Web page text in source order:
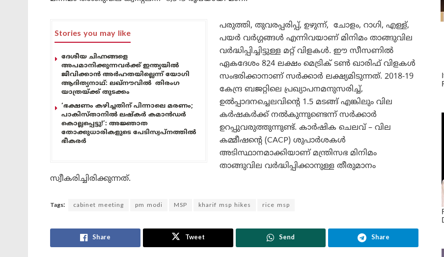
Stories you may like
ദേശീയ ചിഹ്നങ്ങളെ
അപമാനിക്കുന്നവർക്ക് ഇന്ത്യയിൽ
ജീവിക്കാൻ അർഹതയില്ലെന്ന് യോഗി
ആദിത്യനാഥ്: ലഖ്‌നൗവിൽ തിരംഗ
യാത്രയ്ക്ക് തുടക്കം
‘ഭക്ഷണം കഴിച്ചതിന് പിന്നാലെ മരണം;
പാകിസ്താനിൽ ലഷ്കർ കമാൻഡർ
കൊല്ലപ്പെട്ടു!’: അജ്ഞാത
തോക്കുധാരികളുടെ പേടിസ്വപ്നത്തിൽ
ഭീകരർ
പരുത്തി, തുവരപ്പരിപ്പ്, ഉഴുന്ന്, ചോളം, റാഗി, എള്ള്,
പയർ വർഗ്ഗങ്ങൾ എന്നിവയാണ് മിനിമം താങ്ങുവില
വർദ്ധിപ്പിച്ചിട്ടുള്ള മറ്റ് വിളകൾ. ഈ സീസണിൽ
ഏകദേശം 824 ലക്ഷം മെട്രിക് ടൺ ഖാരിഫ് വിളകൾ
സംഭരിക്കാനാണ് സർക്കാർ ലക്ഷ്യമിടുന്നത്. 2018-19
കേന്ദ്ര ബജറ്റിലെ പ്രഖ്യാപനമനുസരിച്ച്,
ഉൽപ്പാദനച്ചെലവിന്റെ 1.5 മടങ്ങ് എങ്കിലും വില
കർഷകർക്ക് നൽകുന്നുണ്ടെന്ന് സർക്കാർ
ഉറപ്പുവരുത്തുന്നുണ്ട്. കാർഷിക ചെലവ് – വില
കമ്മീഷന്റെ (CACP) ശുപാർശകൾ
അടിസ്ഥാനമാക്കിയാണ് മന്ത്രിസഭ മിനിമം
താങ്ങുവില വർദ്ധിപ്പിക്കാനുള്ള തീരുമാനം
സ്വീകരിച്ചിരിക്കുന്നത്.
Tags: cabinet meeting pm modi MSP kharif msp hikes rice msp
Share Tweet Send Share